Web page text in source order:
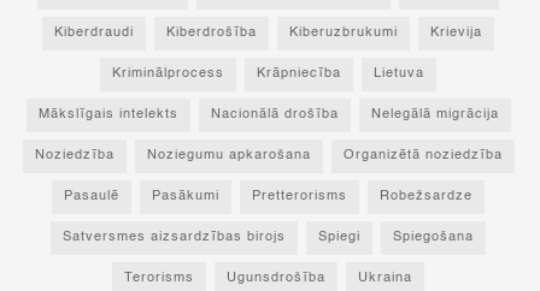
Kiberdraudi Kiberdrošība Kiberuzbrukumi Krievija
Kriminālprocess Krāpniecība Lietuva
Mākslīgais intelekts Nacionālā drošība Nelegālā migrācija
Noziedzība Noziegumu apkarošana Organizētā noziedzība
Pasaulē Pasākumi Pretterorisms Robežsardze
Satversmes aizsardzības birojs Spiegi Spiegošana
Terorisms Ugunsdrošība Ukraina